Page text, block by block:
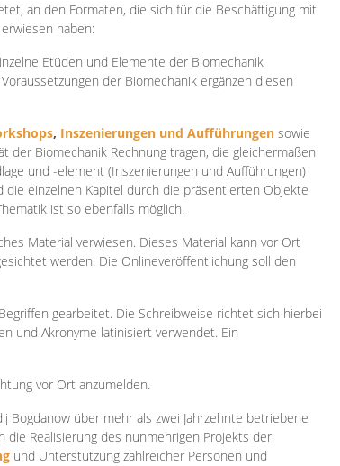
an den Formaten, die sich für die Beschäftigung mit
haben:
Etüden und Elemente der Biomechanik
der Biomechanik ergänzen diesen
, Inszenierungen und Aufführungen sowie
Biomechanik Rechnung tragen, die gleichermaßen
und -element (Inszenierungen und Aufführungen)
einzelnen Kapitel durch die präsentierten Objekte
ist so ebenfalls möglich.
Material verwiesen. Dieses Material kann vor Ort
werden. Die Onlineveröffentlichung soll den
gearbeitet. Die Schreibweise richtet sich hierbei
und Akronyme latinisiert verwendet. Ein
vor Ort anzumelden.
über mehr als zwei Jahrzehnte betriebene
Realisierung des nunmehrigen Projekts der
und Unterstützung zahlreicher Personen und